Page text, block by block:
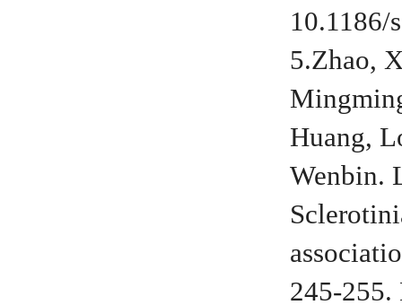
10.1186/
5.Zhao,
Huang,
Wenbin.
245-255.